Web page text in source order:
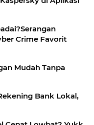
Crime Favorit
Mudah Tanpa
Bank Lokal,